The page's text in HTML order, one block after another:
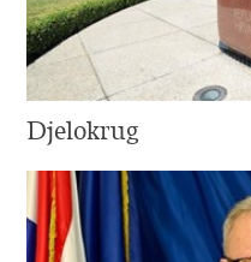
Djelokrug